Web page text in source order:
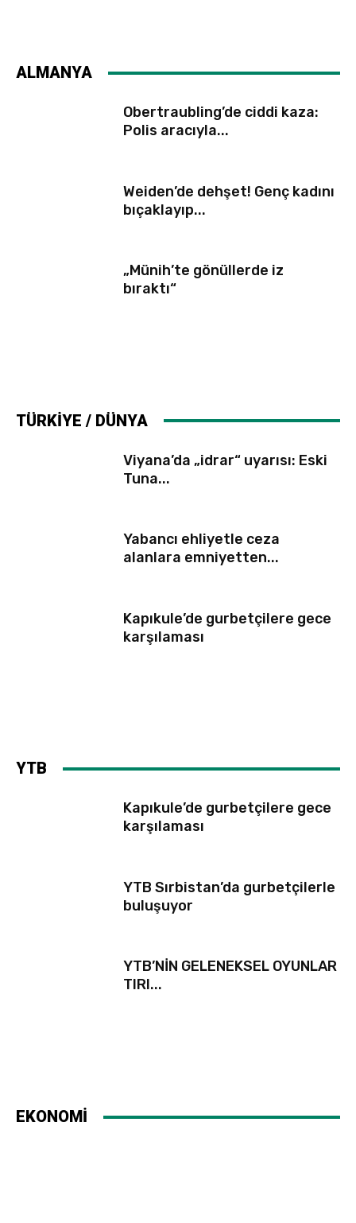
ALMANYA
Obertraubling’de ciddi kaza:
Polis aracıyla...
Weiden’de dehşet! Genç kadını
bıçaklayıp...
„Münih’te gönüllerde iz
bıraktı“
TÜRKİYE / DÜNYA
Viyana’da „idrar“ uyarısı: Eski
Tuna...
Yabancı ehliyetle ceza
alanlara emniyetten...
Kapıkule’de gurbetçilere gece
karşılaması
YTB
Kapıkule’de gurbetçilere gece
karşılaması
YTB Sırbistan’da gurbetçilerle
buluşuyor
YTB’NİN GELENEKSEL OYUNLAR
TIRI...
EKONOMİ